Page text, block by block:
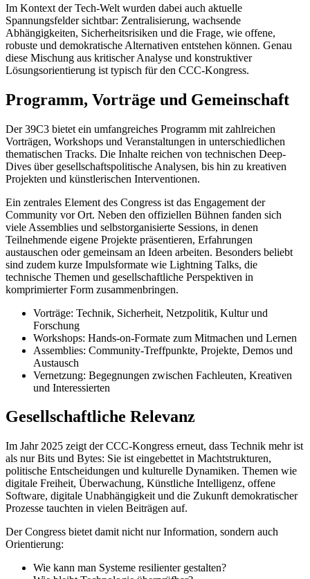
Im Kontext der Tech-Welt wurden dabei auch aktuelle
Spannungsfelder sichtbar: Zentralisierung, wachsende
Abhängigkeiten, Sicherheitsrisiken und die Frage, wie offene,
robuste und demokratische Alternativen entstehen können. Genau
diese Mischung aus kritischer Analyse und konstruktiver
Lösungsorientierung ist typisch für den CCC-Kongress.
Programm, Vorträge und Gemeinschaft
Der 39C3 bietet ein umfangreiches Programm mit zahlreichen
Vorträgen, Workshops und Veranstaltungen in unterschiedlichen
thematischen Tracks. Die Inhalte reichen von technischen Deep-
Dives über gesellschaftspolitische Analysen, bis hin zu kreativen
Projekten und künstlerischen Interventionen.
Ein zentrales Element des Congress ist das Engagement der
Community vor Ort. Neben den offiziellen Bühnen fanden sich
viele Assemblies und selbstorganisierte Sessions, in denen
Teilnehmende eigene Projekte präsentieren, Erfahrungen
austauschen oder gemeinsam an Ideen arbeiten. Besonders beliebt
sind zudem kurze Impulsformate wie Lightning Talks, die
technische Themen und gesellschaftliche Perspektiven in
komprimierter Form zusammenbringen.
Vorträge: Technik, Sicherheit, Netzpolitik, Kultur und
Forschung
Workshops: Hands-on-Formate zum Mitmachen und Lernen
Assemblies: Community-Treffpunkte, Projekte, Demos und
Austausch
Vernetzung: Begegnungen zwischen Fachleuten, Kreativen
und Interessierten
Gesellschaftliche Relevanz
Im Jahr 2025 zeigt der CCC-Kongress erneut, dass Technik mehr ist
als nur Bits und Bytes: Sie ist eingebettet in Machtstrukturen,
politische Entscheidungen und kulturelle Dynamiken. Themen wie
digitale Freiheit, Überwachung, Künstliche Intelligenz, offene
Software, digitale Unabhängigkeit und die Zukunft demokratischer
Prozesse tauchten in vielen Beiträgen auf.
Der Congress bietet damit nicht nur Information, sondern auch
Orientierung:
Wie kann man Systeme resilienter gestalten?